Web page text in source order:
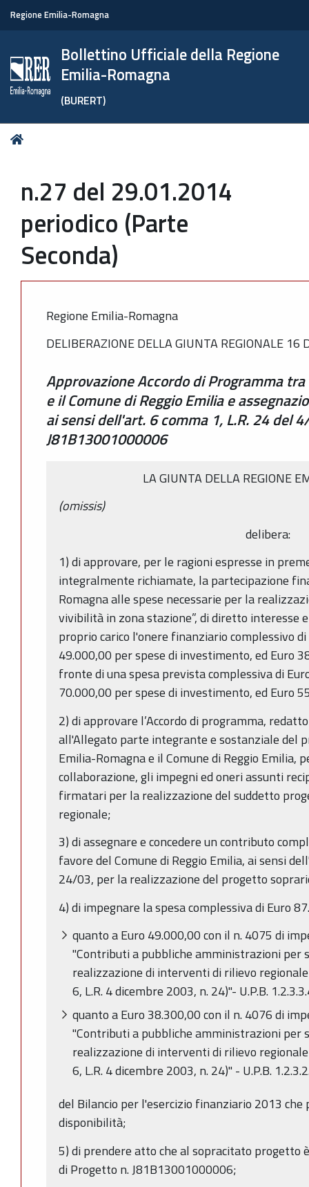
Regione Emilia-Romagna
Bollettino Ufficiale della Regione
Emilia-Romagna
(BURERT)
Tu
n.27 del 29.01.2014
periodico (Parte
Seconda)
Regione Emilia-Romagna
DELIBERAZIONE DELLA GIUNTA REGIONALE
Approvazione Accordo di Programma
e il Comune di Reggio Emilia e
ai sensi dell'art. 6 comma 1, L.R. 24 del
J81B13001000006
LA GIUNTA DELLA REGIONE
(omissis)
delibera:
1) di approvare, per le ragioni espresse in
integralmente richiamate, la partecipazione
Romagna alle spese necessarie per la
vivibilità in zona stazione”, di diretto interesse
proprio carico l'onere finanziario complessivo
49.000,00 per spese di investimento, ed Euro
fronte di una spesa prevista complessiva di
70.000,00 per spese di investimento, ed Euro
2) di approvare l’Accordo di programma,
all'Allegato parte integrante e sostanziale del
Emilia-Romagna e il Comune di Reggio Emilia,
collaborazione, gli impegni ed oneri assunti
firmatari per la realizzazione del suddetto
regionale;
3) di assegnare e concedere un contributo
favore del Comune di Reggio Emilia, ai sensi
24/03, per la realizzazione del progetto
4) di impegnare la spesa complessiva di Euro
quanto a Euro 49.000,00 con il n. 4075 di
"Contributi a pubbliche amministrazioni per
realizzazione di interventi di rilievo
6, L.R. 4 dicembre 2003, n. 24)"- U.P.B.
quanto a Euro 38.300,00 con il n. 4076 di
"Contributi a pubbliche amministrazioni per
realizzazione di interventi di rilievo
6, L.R. 4 dicembre 2003, n. 24)" - U.P.B.
del Bilancio per l'esercizio finanziario 2013 che
disponibilità;
5) di prendere atto che al sopracitato progetto
di Progetto n. J81B13001000006;